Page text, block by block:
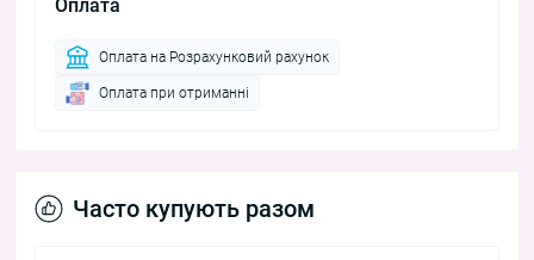
Оплата
Оплата на Розрахунковий рахунок
Оплата при отриманні
Часто купують разом